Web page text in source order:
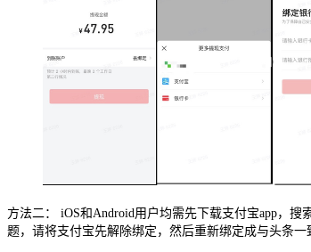
方法二： iOS和Android用户均需先下载支付宝app，
题，请将支付宝先解除绑定，然后重新绑定成与头条一